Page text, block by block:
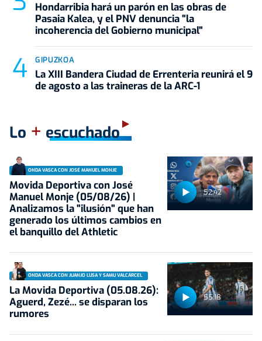
Hondarribia hará un parón en las obras de
Pasaia Kalea, y el PNV denuncia "la
incoherencia del Gobierno municipal"
GIPUZKOA
La XIII Bandera Ciudad de Errenteria reunirá el 9
de agosto a las traineras de la ARC-1
Lo + escuchado
52:42
ONDA VASCA CON JOSÉ MANUEL MONJE
Movida Deportiva con José
Manuel Monje (05/08/26) |
Analizamos la "ilusión" que han
generado los últimos cambios en
el banquillo del Athletic
55:18
ONDA VASCA CON JUANJO LUSA Y SAMU VALCÁRCEL
La Movida Deportiva (05.08.26):
Aguerd, Zezé... se disparan los
rumores